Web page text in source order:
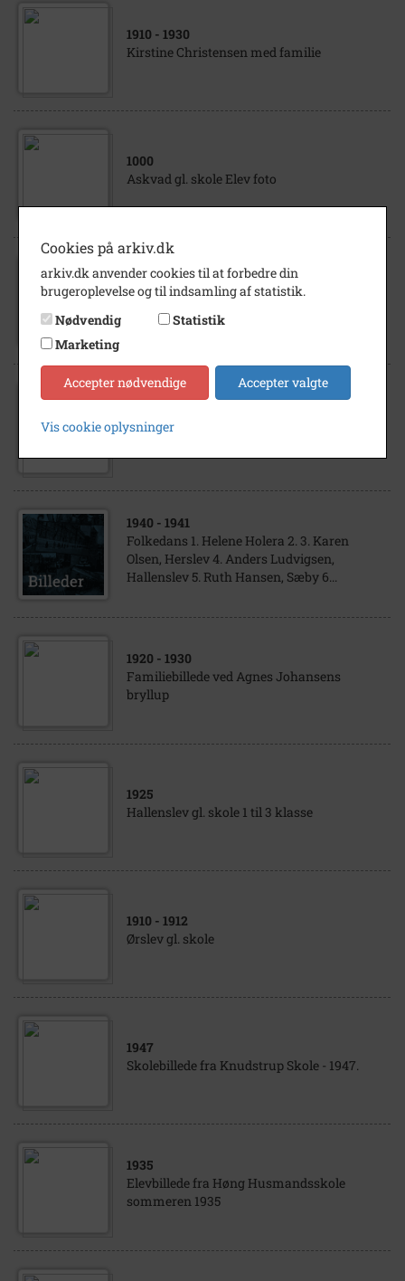
1910 - 1930
Kirstine Christensen med familie
1000
Askvad gl. skole Elev foto
1927
Christen Holm Jensens 10 børn
1940 - 1941
Folkedans 1. Helene Holera 2. 3. Karen
Olsen, Herslev 4. Anders Ludvigsen,
Hallenslev 5. Ruth Hansen, Sæby 6...
1920 - 1930
Familiebillede ved Agnes Johansens
bryllup
1925
Hallenslev gl. skole 1 til 3 klasse
1910 - 1912
Ørslev gl. skole
1947
Skolebillede fra Knudstrup Skole - 1947.
1935
Elevbillede fra Høng Husmandsskole
sommeren 1935
Cookies på arkiv.dk
arkiv.dk anvender cookies til at forbedre din
brugeroplevelse og til indsamling af statistik.
Nødvendig
Statistik
Marketing
Accepter nødvendige Accepter valgte
Vis cookie oplysninger